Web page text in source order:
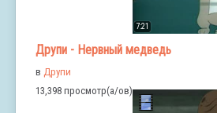
7:21
Друпи - Нервный медведь
в Друпи
13,398 просмотр(а/ов)